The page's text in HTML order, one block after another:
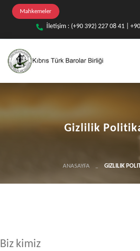
Mahkemeler
İletişim : (+90 392) 227 08 41 |
Gizlilik
ANASAYFA GIZLILIK
Biz kimiz